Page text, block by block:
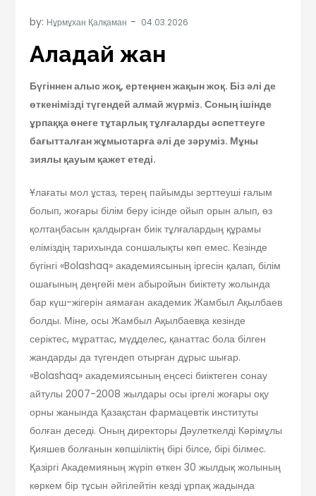
by: Нұрмұхан Қалқаман
Алғадай жан
Бүгіннен алыс жоқ, ертеңнен жақын жоқ. Біз әлі де
өткенімізді түгендей алмай жүрміз. Соның ішінде
ұрпаққа өнеге тұтарлық тұлғаларды әспеттеуге
бағытталған жұмыстарға әлі де зәруміз. Мұны
зиялы қауым қажет етеді.
Ұлағаты мол ұстаз, терең пайымды зерттеуші ғалым
болып, жоғары білім беру ісінде ойып орын алып, өз
қолтаңбасын қалдырған биік тұлғалардың құрамы
еліміздің тарихында соншалықты көп емес. Кезінде
бүгінгі «Bolashaq» академиясының іргесін қалап, білім
ошағының деңгейі мен абыройын биіктету жолында
бар күш-жігерін аямаған академик Жамбыл Ақылбаев
болды. Міне, осы Жамбыл Ақылбаевқа кезінде
серіктес, мұраттас, мүдделес, қанаттас бола білген
жандарды да түгендеп отырған дұрыс шығар.
«Bolashaq» академиясының еңсесі биіктеген сонау
айтулы 2007-2008 жылдары осы іргелі жоғары оқу
орны жанында Қазақстан фармацевтік институты
болған деседі. Оның директоры Дәулеткелді Кәрімұлы
Қияшев болғанын көпшіліктің бірі білсе, бірі білмес.
Қазіргі Академияның жүріп өткен 30 жылдық жолының
көркем бір тұсын әйгілейтін кезді ұрпақ жадында